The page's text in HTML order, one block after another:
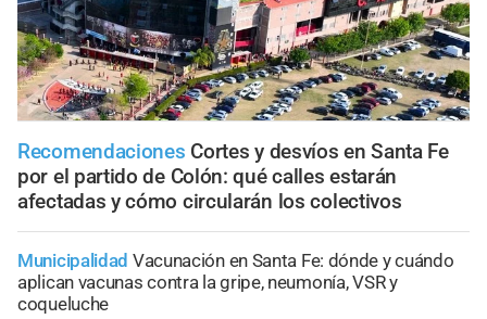
Recomendaciones Cortes y desvíos en Santa Fe
por el partido de Colón: qué calles estarán
afectadas y cómo circularán los colectivos
Municipalidad Vacunación en Santa Fe: dónde y cuándo
aplican vacunas contra la gripe, neumonía, VSR y
coqueluche